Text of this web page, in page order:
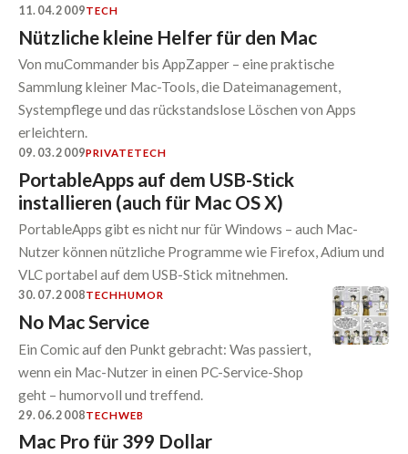
11.04.2009TECH
Nützliche kleine Helfer für den Mac
Von muCommander bis AppZapper – eine praktische
Sammlung kleiner Mac-Tools, die Dateimanagement,
Systempflege und das rückstandslose Löschen von Apps
erleichtern.
09.03.2009PRIVATETECH
PortableApps auf dem USB-Stick
installieren (auch für Mac OS X)
PortableApps gibt es nicht nur für Windows – auch Mac-
Nutzer können nützliche Programme wie Firefox, Adium und
VLC portabel auf dem USB-Stick mitnehmen.
30.07.2008TECHHUMOR
No Mac Service
Ein Comic auf den Punkt gebracht: Was passiert,
wenn ein Mac-Nutzer in einen PC-Service-Shop
geht – humorvoll und treffend.
29.06.2008TECHWEB
Mac Pro für 399 Dollar